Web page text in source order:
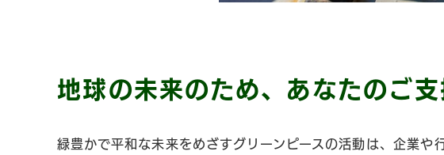
地球の未来のため、あなたのご
緑豊かで平和な未来をめざすグリーンピースの活動は、企業